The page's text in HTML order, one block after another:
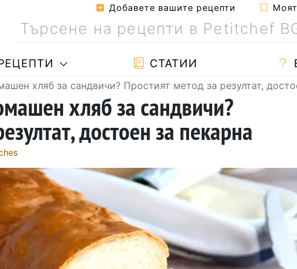
Добавете вашите рецепти
СТАТИИ
хляб за сандвичи? Простият метод за резултат,
хляб за сандвичи?
достоен за пекарна